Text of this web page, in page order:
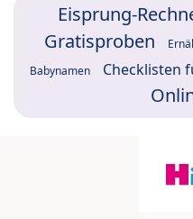
Eisprung-
Gratisproben
Babynamen Checklisten